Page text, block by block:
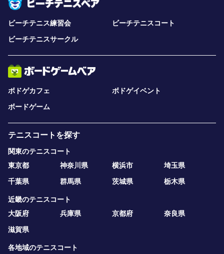
ビーチテニス練習会
ビーチテニスコート
ビーチテニスサークル
ボドゲカフェ
ボドゲイベント
ボードゲーム
テニスコートを探す
関東のテニスコート
東京都
神奈川県 横浜市
埼玉県
千葉県
群馬県 茨城県 栃木県
近畿のテニスコート
大阪府
兵庫県 京都府
奈良県
滋賀県
各地域のテニスコート